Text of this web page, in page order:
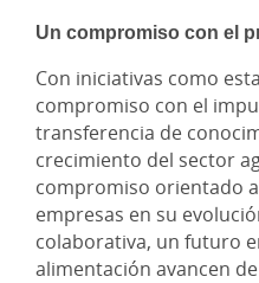
Un compromiso con el
Con iniciativas como
compromiso con el
transferencia de
crecimiento del sector
compromiso orientado
empresas en su
colaborativa, un futuro
alimentación avancen